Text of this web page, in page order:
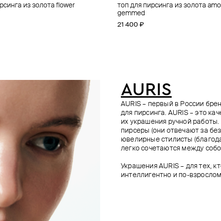
из золота flower
топ для пирсинга из золота
gemmed
21 400 ₽
из золота threeleaf
топ для пирсинга из золота
23 600 ₽
из золота battle axe
топ для пирсинга из золота
22 500 ₽
белого золота с бриллиантами
топ для пирсинга из золота just
23 400 ₽
AURIS
AURIS – первый в России
для пирсинга. AURIS – это
их украшения ручной
пирсеры (они отвечают за
ювелирные стилисты
легко сочетаются между
Украшения AURIS – для тех,
интеллигентно и по-